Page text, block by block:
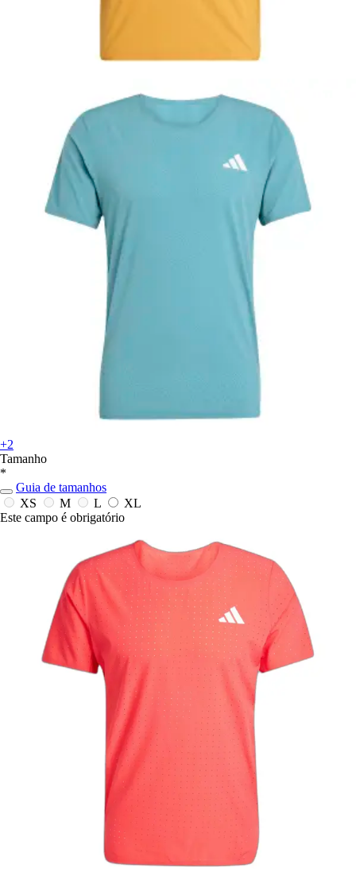
+2
Tamanho
*
Guia de tamanhos
XS
M L
XL
Este campo é obrigatório